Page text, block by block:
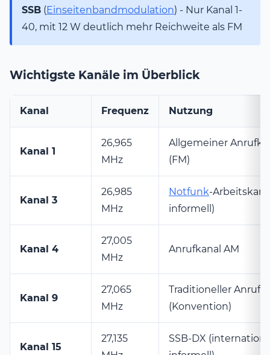
SSB (Einseitenbandmodulation) - Nur Kanal 1-
40, mit 12 W deutlich mehr Reichweite als FM
Wichtigste Kanäle im Überblick
Kanal Frequenz Nutzung
Kanal 1
26,965
MHz
Allgemeiner
(FM)
Kanal 3
26,985
MHz
Notfunk-
informell)
Kanal 4
27,005
MHz
Anrufkanal AM
Kanal 9
27,065
MHz
Traditioneller
(Konvention)
Kanal 15
27,135
SSB-DX